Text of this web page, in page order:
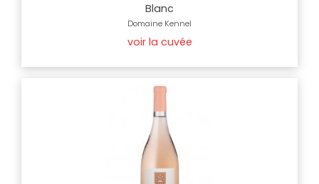
Blanc
Domaine Kennel
voir la cuvée